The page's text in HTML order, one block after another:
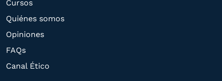
a su petición. Quedan reconocidos los
Cursos
Quiénes somos
Opiniones
FAQs
Canal Ético